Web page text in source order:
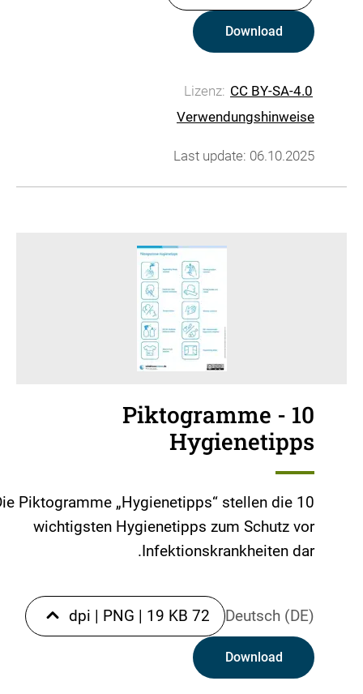
Download
Lizenz: CC BY-SA-4.0
Verwendungshinweise
Last update: 06.10.2025
Piktogramme - 10
Hygienetipps
Piktogramme „Hygienetipps“ stellen die 10
wichtigsten Hygienetipps zum Schutz vor
Infektionskrankheiten dar.
Deutsch (DE)
72 dpi
| PNG | 19 KB
Download